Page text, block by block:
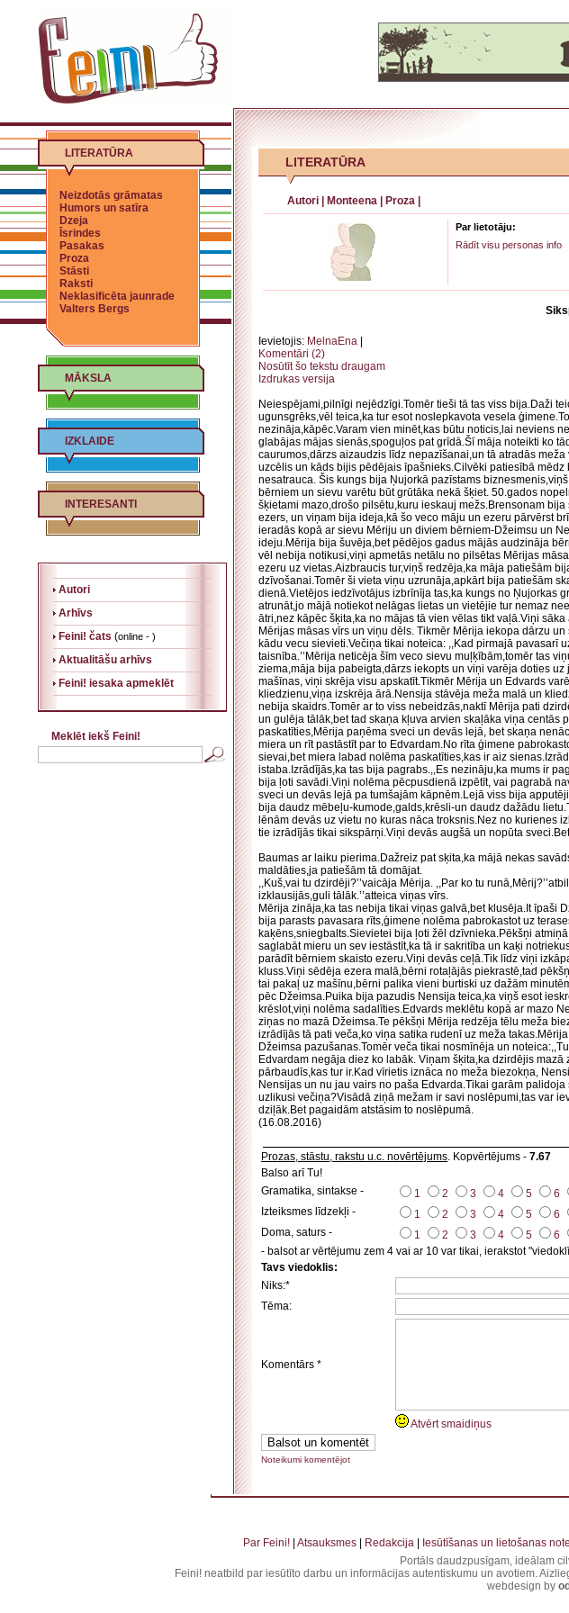
LITERATŪRA
Neizdotās grāmatas
Humors un satīra
Dzeja
Īsrindes
Pasakas
Proza
Stāsti
Raksti
Neklasificēta jaunrade
Valters Bergs
MĀKSLA
IZKLAIDE
INTERESANTI
Autori
Arhīvs
Feini! čats (online - )
Aktualitāšu arhīvs
Feini! iesaka apmeklēt
Meklēt iekš Feini!
LITERATŪRA
Autori Monteena Proza
Par lietotāju:
Rādīt visu personas info
Ievietojis: MelnaEna
Komentāri (2)
Nosūtīt šo tekstu draugam
Izdrukas versija
Neiespējami,pilnīgi nejēdzīgi.Tomēr tieši tā tas viss bija.Daži
ugunsgrēks,vēl teica,ka tur esot noslepkavota vesela
nezināja,kāpēc.Varam vien minēt,kas būtu noticis,lai neviens
glabājas mājas sienās,spoguļos pat grīdā.Šī māja noteikti ko
caurumos,dārzs aizaudzis līdz nepazīšanai,un tā atradās
uzcēlis un kāds bijis pēdējais īpašnieks.Cilvēki patiesībā
nesatrauca. Šis kungs bija Ņujorkā pazīstams
bērniem un sievu varētu būt grūtāka nekā šķiet. 50.gados
šķietami mazo,drošo pilsētu,kuru ieskauj mežs.Brensonam
ezers, un viņam bija ideja,kā šo veco māju un ezeru pārvērst
ieradās kopā ar sievu Mēriju un diviem bērniem-Džeimsu un
ideju.Mērija bija šuvēja,bet pēdējos gadus mājās audzināja
vēl nebija notikusi,viņi apmetās netālu no pilsētas Mērijas
ezeru uz vietas.Aizbraucis tur,viņš redzēja,ka māja patiešām
dzīvošanai.Tomēr ši vieta viņu uzrunāja,apkārt bija patiešām
dienā.Vietējos iedzīvotājus izbrīnīja tas,ka kungs no Ņujorkas
atrunāt,jo mājā notiekot nelāgas lietas un vietējie tur nemaz
ātri,nez kāpēc šķita,ka no mājas tā vien vēlas tikt vaļā.Viņi
Mērijas māsas vīrs un viņu dēls. Tikmēr Mērija iekopa dārzu
kādu vecu sievieti.Večiņa tikai noteica: ,,Kad pirmajā pavasarī
taisnība.’’Mērija neticēja šīm veco sievu muļķībām,tomēr tas
ziema,māja bija pabeigta,dārzs iekopts un viņi varēja doties
mašīnas, viņi skrēja visu apskatīt.Tikmēr Mērija un Edvards
kliedzienu,viņa izskrēja ārā.Nensija stāvēja meža malā un
nebija skaidrs.Tomēr ar to viss nebeidzās,naktī Mērija pati
un gulēja tālāk,bet tad skaņa kļuva arvien skaļāka viņa
paskatīties,Mērija paņēma sveci un devās lejā, bet skaņa
miera un rīt pastāstīt par to Edvardam.No rīta ģimene
sievai,bet miera labad nolēma paskatīties,kas ir aiz
istaba.Izrādījās,ka tas bija pagrabs.,,Es nezināju,ka mums ir
bija ļoti savādi.Viņi nolēma pēcpusdienā izpētīt, vai pagrabā
sveci un devās lejā pa tumšajām kāpnēm.Lejā viss bija
bija daudz mēbeļu-kumode,galds,krēsli-un daudz dažādu
lēnām devās uz vietu no kuras nāca troksnis.Nez no kurienes
tie izrādījās tikai sikspārņi.Viņi devās augšā un nopūta
Baumas ar laiku pierima.Dažreiz pat sķita,ka mājā nekas
maldāties,ja patiešām tā domājat.
,,Kuš,vai tu dzirdēji?’’vaicāja Mērija. ,,Par ko tu
izklausijās,guli tālāk.’’atteica viņas vīrs.
Mērija zināja,ka tas nebija tikai viņas galvā,bet klusēja.It īpaši
bija parasts pavasara rīts,ģimene nolēma pabrokastot uz
kaķēns,sniegbalts.Sievietei bija ļoti žēl dzīvnieka.Pēkšņi
saglabāt mieru un sev iestāstīt,ka tā ir sakritība un kaķi
parādīt bērniem skaisto ezeru.Viņi devās ceļā.Tik līdz viņi
kluss.Viņi sēdēja ezera malā,bērni rotaļājās piekrastē,tad
tai pakaļ uz mašīnu,bērni palika vieni burtiski uz dažām
pēc Džeimsa.Puika bija pazudis Nensija teica,ka viņš esot
krēslot,viņi nolēma sadalīties.Edvards meklētu kopā ar mazo
ziņas no mazā Džeimsa.Te pēkšņi Mērija redzēja tēlu meža
izrādījās tā pati veča,ko viņa satika rudenī uz meža
Džeimsa pazušanas.Tomēr veča tikai nosmīnēja un
Edvardam negāja diez ko labāk. Viņam šķita,ka dzirdējis
pārbaudīs,kas tur ir.Kad vīrietis iznāca no meža biezokņa,
Nensijas un nu jau vairs no paša Edvarda.Tikai garām
uzlikusi večiņa?Visādā ziņā mežam ir savi noslēpumi,tas var
dziļāk.Bet pagaidām atstāsim to noslēpumā.
(16.08.2016)
Prozas, stāstu, rakstu u.c. novērtējums. Kopvērtējums - 7.67
Balso arī Tu!
Gramatika, sintakse -
1 2 3 4 5 6
Izteiksmes līdzekļi -
1 2 3 4 5 6
Doma, saturs -
1 2 3 4 5 6
- balsot ar vērtējumu zem 4 vai ar 10 var tikai, ierakstot
Tavs viedoklis:
Niks:*
Tēma:
Komentārs *
Atvērt smaidiņus
Noteikumi komentējot
Par Feini! Atsauksmes Redakcija Iesūtīšanas un lietošanas
Portāls daudzpusīgam, ideālam
Feini! neatbild par iesūtīto darbu un informācijas autentiskumu un avotiem.
webdesign by